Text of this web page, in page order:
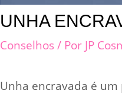
UNHA
Conselhos / Por JP
Unha encravada é